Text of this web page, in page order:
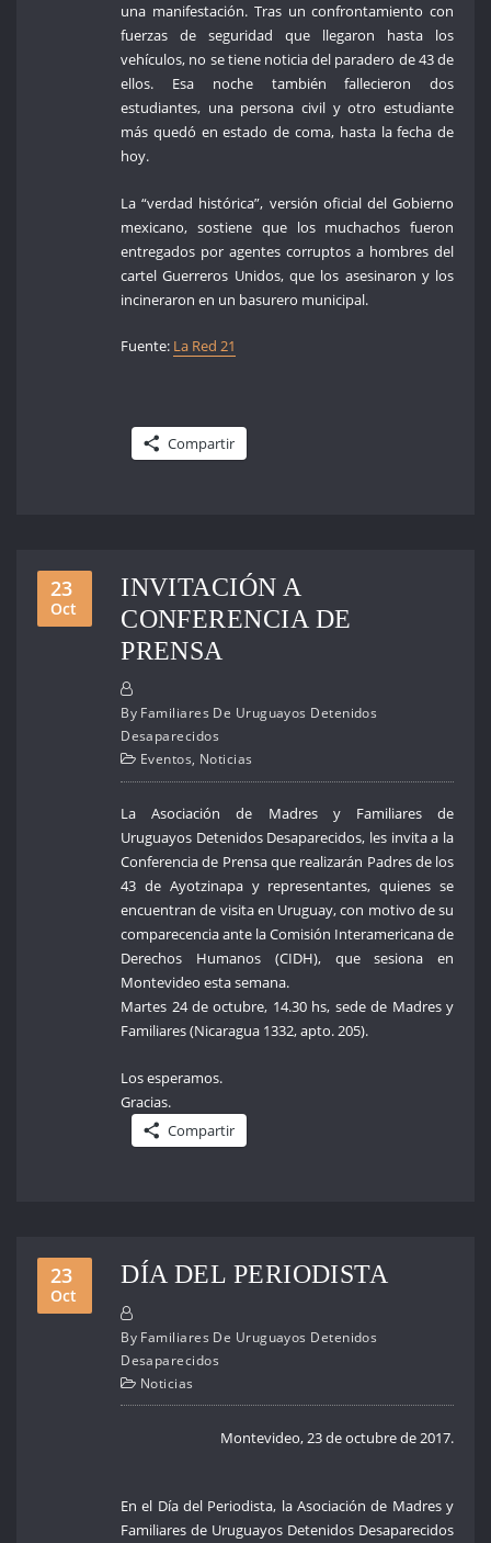
una manifestación. Tras un confrontamiento con
fuerzas de seguridad que llegaron hasta los
vehículos, no se tiene noticia del paradero de 43 de
ellos. Esa noche también fallecieron dos
estudiantes, una persona civil y otro estudiante
más quedó en estado de coma, hasta la fecha de
hoy.
La “verdad histórica”, versión oficial del Gobierno
mexicano, sostiene que los muchachos fueron
entregados por agentes corruptos a hombres del
cartel Guerreros Unidos, que los asesinaron y los
incineraron en un basurero municipal.
Fuente: La Red 21
Compartir
23
Oct
INVITACIÓN A
CONFERENCIA DE
PRENSA
By Familiares De Uruguayos Detenidos
Desaparecidos
Eventos, Noticias
La Asociación de Madres y Familiares de
Uruguayos Detenidos Desaparecidos, les invita a la
Conferencia de Prensa que realizarán Padres de los
43 de Ayotzinapa y representantes, quienes se
encuentran de visita en Uruguay, con motivo de su
comparecencia ante la Comisión Interamericana de
Derechos Humanos (CIDH), que sesiona en
Montevideo esta semana.
Martes 24 de octubre, 14.30 hs, sede de Madres y
Familiares (Nicaragua 1332, apto. 205).
Los esperamos.
Gracias.
Compartir
23
Oct
DÍA DEL PERIODISTA
By Familiares De Uruguayos Detenidos
Desaparecidos
Noticias
Montevideo, 23 de octubre de 2017.
En el Día del Periodista, la Asociación de Madres y
Familiares de Uruguayos Detenidos Desaparecidos